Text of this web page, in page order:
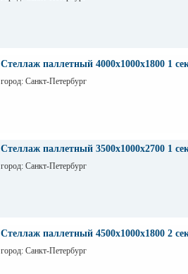
Стеллаж паллетный 4000х1000х1800 1
город: Санкт-Петербург
Стеллаж паллетный 3500х1000х2700 1
город: Санкт-Петербург
Стеллаж паллетный 4500х1000х1800 2
город: Санкт-Петербург